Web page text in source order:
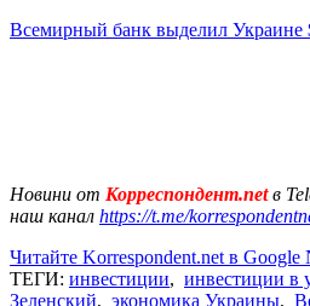
Всемирный банк выделил Украине
Новини от Корреспондент.netв
наш канал https://t.me/
Читайте Korrespondent.net в Google
ТЕГИ: инвестиции, инвестиции в
Зеленский, экономика Украины,